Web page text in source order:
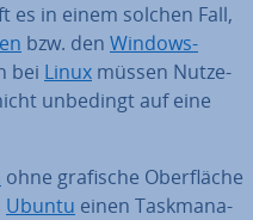
es in einem solchen Fall,
bzw. den Windows-
bei Linux müssen Nut­ze­
unbedingt auf eine
ohne grafische Ober­flä­che
Ubuntu einen Task­ma­na­